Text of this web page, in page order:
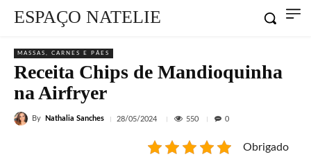
ESPAÇO NATELIE
MASSAS, CARNES E PÃES
Receita Chips de Mandioquinha
na Airfryer
By Nathalia Sanches 28/05/2024 550 0
Obrigado